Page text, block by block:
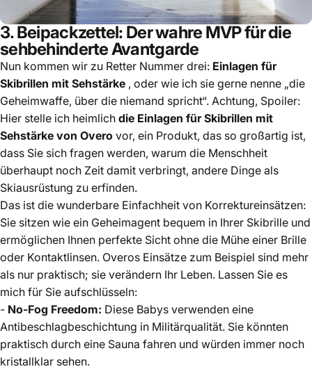
3. Beipackzettel: Der wahre MVP für die
sehbehinderte Avantgarde
Nun kommen wir zu Retter Nummer drei: Einlagen für
Skibrillen mit Sehstärke , oder wie ich sie gerne nenne „die
Geheimwaffe, über die niemand spricht“. Achtung, Spoiler:
Hier stelle ich heimlich die Einlagen für Skibrillen mit
Sehstärke von Overo vor, ein Produkt, das so großartig ist,
dass Sie sich fragen werden, warum die Menschheit
überhaupt noch Zeit damit verbringt, andere Dinge als
Skiausrüstung zu erfinden.
Das ist die wunderbare Einfachheit von Korrektureinsätzen:
Sie sitzen wie ein Geheimagent bequem in Ihrer Skibrille und
ermöglichen Ihnen perfekte Sicht ohne die Mühe einer Brille
oder Kontaktlinsen. Overos Einsätze zum Beispiel sind mehr
als nur praktisch; sie verändern Ihr Leben. Lassen Sie es
mich für Sie aufschlüsseln:
- No-Fog Freedom: Diese Babys verwenden eine
Antibeschlagbeschichtung in Militärqualität. Sie könnten
praktisch durch eine Sauna fahren und würden immer noch
kristallklar sehen.